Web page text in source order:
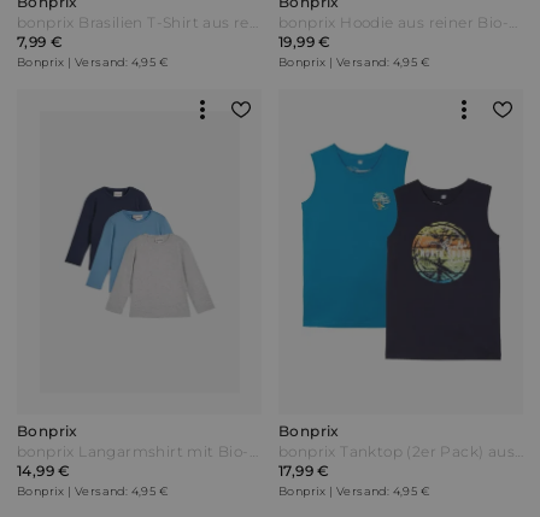
bonprix Brasilien T-Shirt aus reiner Bio-Baumwolle Gelb
7,99 €
Bonprix | Versand: 4,95 €
bonprix Hoodie aus reiner Bio-Baumwolle Schwarz
19,99 €
Bonprix | Versand: 4,95 €
Bonprix
14,99 €
Bonprix | Versand: 4,95 €
Bonprix
17,99 €
Bonprix | Versand: 4,95 €